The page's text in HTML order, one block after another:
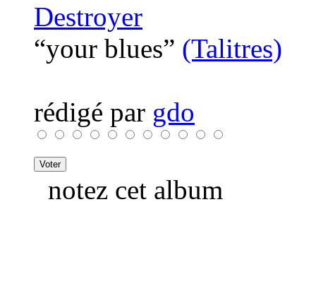
Destroyer
“your blues” (Talitres)
rédigé par gdo
notez cet album